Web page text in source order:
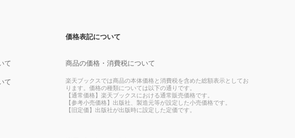
て
て
価格表記について
商品の価格・消費税について
楽天ブックスでは商品の本体価格と消費税を含めた総額表示としてお
ります。価格の種類については以下の通りです。
【通常価格】楽天ブックスにおける通常販売価格です。
【参考小売価格】出版社、製造元等が設定した小売価格です。
【旧定価】出版社が出版時に設定した定価です。